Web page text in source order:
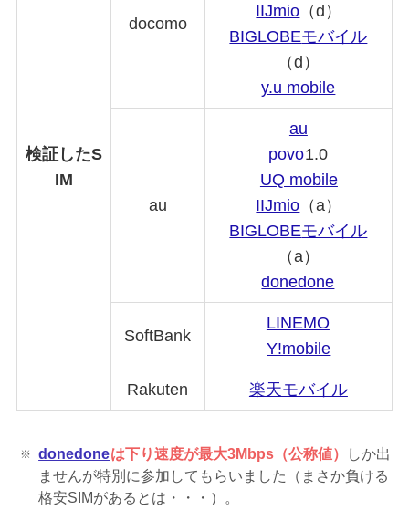
検証したS
IM
docomo
IIJmio （d）
BIGLOBEモバイル
（d）
y.u mobile
au
au
povo1.0
UQ mobile
IIJmio （a）
BIGLOBEモバイル
（a）
donedone
SoftBank
LINEMO
Y!mobile
Rakuten 楽天モバイル
donedoneは下り速度が最大3Mbps （公称値）
しか出
ませんが特別に参加してもらいました（まさか負ける
格安SIMがあるとは・・・）。